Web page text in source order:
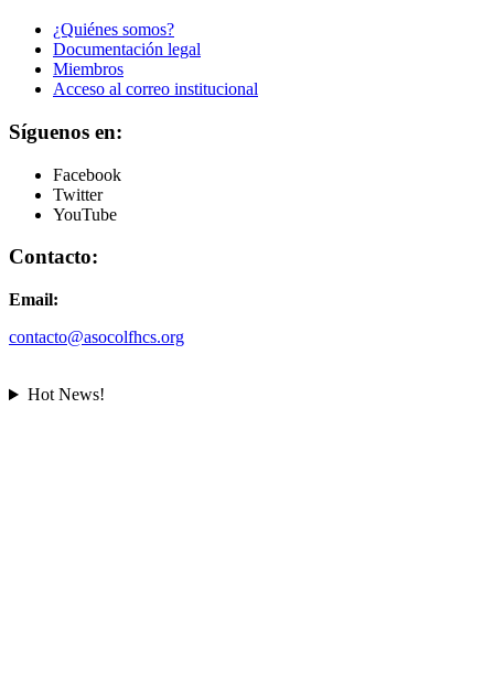
¿Quiénes somos?
Documentación legal
Miembros
Acceso al correo institucional
Síguenos en:
Facebook
Twitter
YouTube
Contacto:
Email:
contacto@asocolfhcs.org
Hot News!